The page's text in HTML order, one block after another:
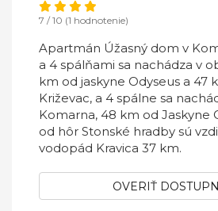
7 / 10 (1 hodnotenie)
Apartmán Úžasný dom v
a 4 spálňami sa nachádza v
km od jaskyne Odyseus a 47
Križevac, a 4 spálne sa
Komarna, 48 km od Jaskyne
od hôr Stonské hradby sú
vodopád Kravica 37 km.
OVERIŤ